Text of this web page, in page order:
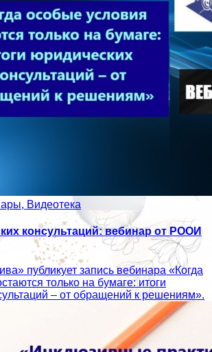
Видеотека
консультаций: вебинар от РООИ
публикует запись вебинара «Когда
только на бумаге: итоги
– от обращений к решениям».